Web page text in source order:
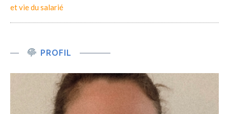
et vie du salarié
PROFIL